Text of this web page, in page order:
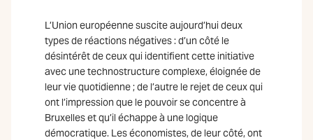
L’Union européenne suscite aujourd’hui deux
types de réactions négatives : d’un côté le
désintérêt de ceux qui identifient cette initiative
avec une technostructure complexe, éloignée de
leur vie quotidienne ; de l’autre le rejet de ceux qui
ont l’impression que le pouvoir se concentre à
Bruxelles et qu’il échappe à une logique
démocratique. Les économistes, de leur côté, ont